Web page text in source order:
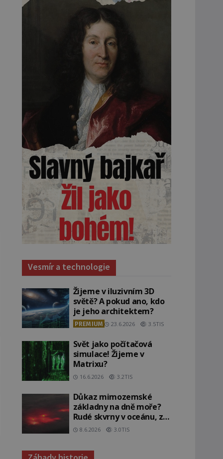
Vesmír a technologie
Žijeme v iluzivním 3D
světě? A pokud ano, kdo
je jeho architektem?
PREMIUM 23.6.2026 3.5TIS
Svět jako počítačová
simulace! Žijeme v
Matrixu?
16.6.2026 3.2TIS
Důkaz mimozemské
základny na dně moře?
Rudé skvrny v oceánu, ze
kterých srší blesky!
8.6.2026 3.0TIS